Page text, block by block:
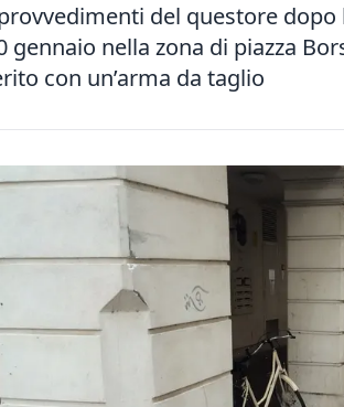
del questore
gennaio nella zona di piazza
con un’arma da taglio